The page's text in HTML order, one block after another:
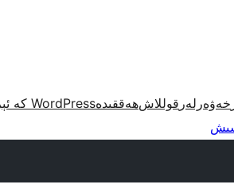
خەۋەرلەر قوللاشھەققىدەWordPress كە ئېرىشىش